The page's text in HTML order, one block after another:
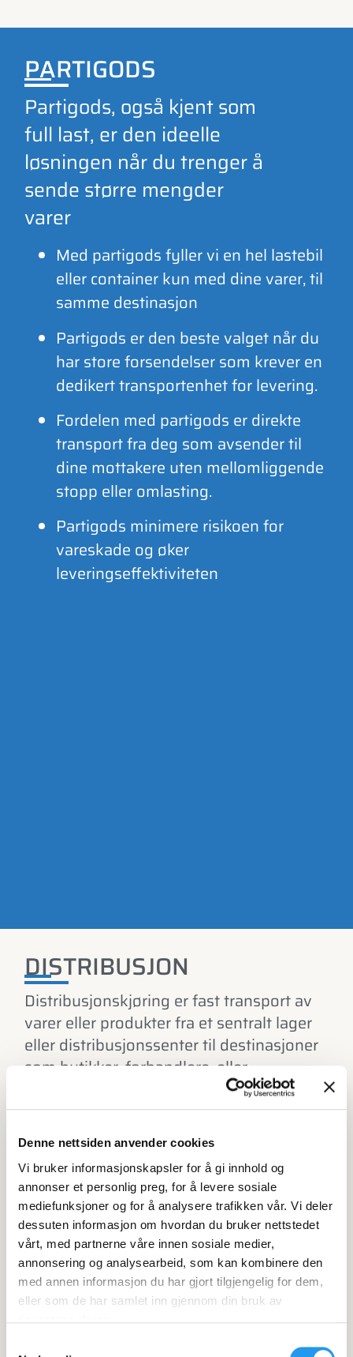
Denne nettsiden anvender cookies
Vi bruker informasjonskapsler for å gi innhold og
annonser et personlig preg, for å levere sosiale
mediefunksjoner og for å analysere trafikken vår. Vi deler
dessuten informasjon om hvordan du bruker nettstedet
vårt, med partnerne våre innen sosiale medier,
annonsering og analysearbeid, som kan kombinere den
med annen informasjon du har gjort tilgjengelig for dem,
eller som de har samlet inn gjennom din bruk av
PARTIGODS
Partigods, også kjent som
full last, er den ideelle
løsningen når du trenger å
sende større mengder
varer
Med partigods fyller vi en hel lastebil
eller container kun med dine varer, til
samme destinasjon
Partigods er den beste valget når du
har store forsendelser som krever en
dedikert transportenhet for levering.
Fordelen med partigods er direkte
transport fra deg som avsender til
dine mottakere uten mellomliggende
stopp eller omlasting.
Partigods minimere risikoen for
vareskade og øker
leveringseffektiviteten
DISTRIBUSJON
Distribusjonskjøring er fast transport av
varer eller produkter fra et sentralt lager
eller distribusjonssenter til destinasjoner
som butikker, forhandlere, eller